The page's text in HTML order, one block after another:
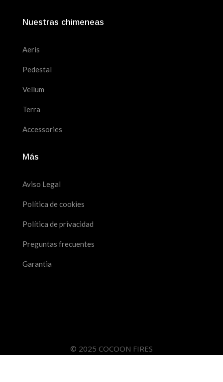
Nuestras chimeneas
Aeris
Pedestal
Vellum
Terra
Accessories
Más
Aviso Legal
Política de cookies
Política de privacidad
Preguntas frecuentes
Garantia
© 2025 COCOON FIRES